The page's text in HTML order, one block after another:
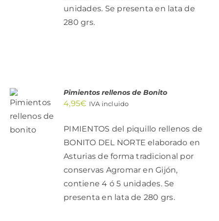
unidades. Se presenta en lata de
280 grs.
AL
CARRITO
DETALLES
Pimientos rellenos de Bonito
4,95€ IVA incluido
PIMIENTOS del piquillo rellenos de
BONITO DEL NORTE elaborado en
Asturias de forma tradicional por
conservas Agromar en Gijón,
contiene 4 ó 5 unidades. Se
presenta en lata de 280 grs.